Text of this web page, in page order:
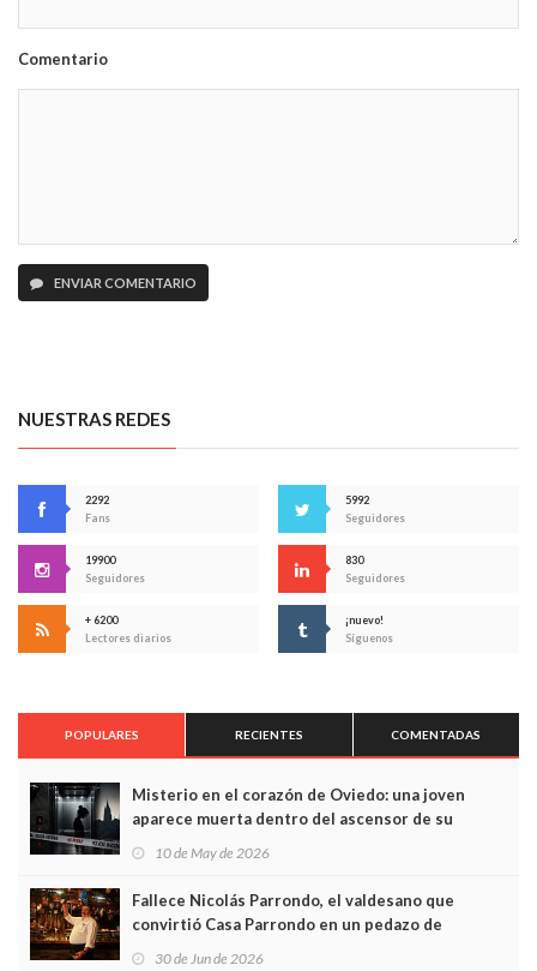
Comentario
ENVIAR COMENTARIO
NUESTRAS REDES
2292
Fans
5992
Seguidores
19900
Seguidores
830
Seguidores
+ 6200
Lectores diarios
¡nuevo!
Síguenos
POPULARES RECIENTES COMENTADAS
Misterio en el corazón de Oviedo: una joven
aparece muerta dentro del ascensor de su
edificio y las cámaras captan sus últimos minutos
10 de May de 2026
Fallece Nicolás Parrondo, el valdesano que
convirtió Casa Parrondo en un pedazo de
Asturias en Madrid
30 de Jun de 2026